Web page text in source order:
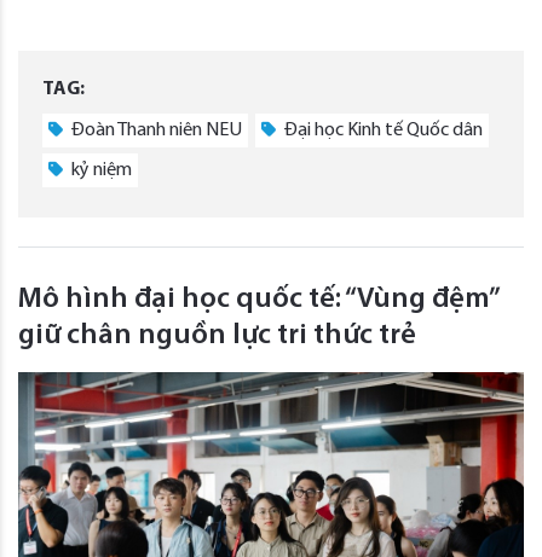
TAG:
Đoàn Thanh niên NEU Đại học Kinh tế Quốc dân
kỷ niệm
Mô hình đại học quốc tế: “Vùng đệm”
giữ chân nguồn lực tri thức trẻ